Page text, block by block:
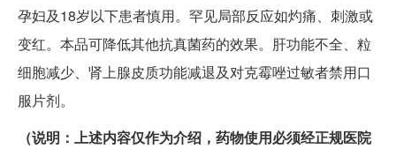
孕妇及18岁以下患者慎用。罕见局部反应如灼痛、刺激或
变红。本品可降低其他抗真菌药的效果。肝功能不全、粒
细胞减少、肾上腺皮质功能减退及对克霉唑过敏者禁用口
服片剂。
（说明：上述内容仅作为介绍，药物使用必须经正规医院